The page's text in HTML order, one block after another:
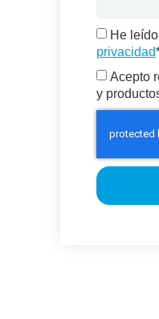
He
privacidad
Acepto
y